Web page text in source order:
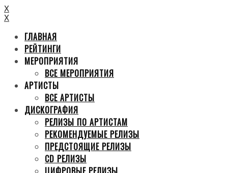
X
X
ГЛАВНАЯ
РЕЙТИНГИ
МЕРОПРИЯТИЯ
ВСЕ МЕРОПРИЯТИЯ
АРТИСТЫ
ВСЕ АРТИСТЫ
ДИСКОГРАФИЯ
РЕЛИЗЫ ПО АРТИСТАМ
РЕКОМЕНДУЕМЫЕ РЕЛИЗЫ
ПРЕДСТОЯЩИЕ РЕЛИЗЫ
CD РЕЛИЗЫ